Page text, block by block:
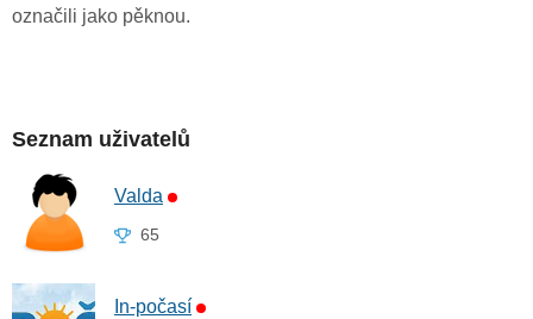
označili jako pěknou.
Seznam uživatelů
Valda
65
In-počasí